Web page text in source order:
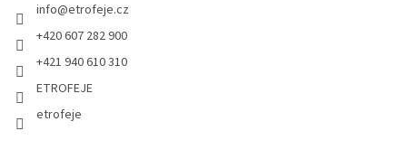
info@etrofeje.cz
+420 607 282 900
+421 940 610 310
ETROFEJE
etrofeje